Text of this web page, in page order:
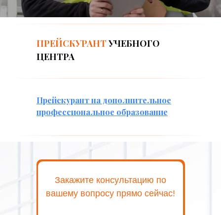
ПРЕЙСКУРАНТ УЧЕБНОГО
ЦЕНТРА
Прейскурант на дополнительное
профессиональное образование
Закажите консультацию по
вашему вопросу прямо сейчас!